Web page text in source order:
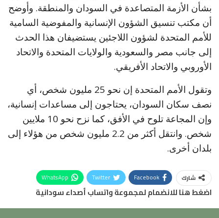
بشأن الأزمة المتصاعدة في السودان والمنطقة. وأوضح
أن مكتب تنسيق الشؤون الإنسانية والمفوضية السامية
للأمم المتحدة لشؤون اللاجئين يستضيفان هذا الحدث
إلى جانب مصر والسعودية والولايات المتحدة والاتحاد
الأوروبي والاتحاد الأفريقي.
وتقول الأمم المتحدة إن نحو 25 مليون شخص، أي
نصف سكان السودان، يحتاجون إلى مساعدات إنسانية،
وإن المجاعة تلوح في الأفق، كما نزح نحو 10 ملايين
شخص. وانتقل أكثر من 2.2 مليون شخص من هؤلاء إلى
بلدان أخرى.
شارك Facebook
Twitter
WhatsApp
اضغط هنا للانضمام لمجموعة واتساب أصداء سودانية